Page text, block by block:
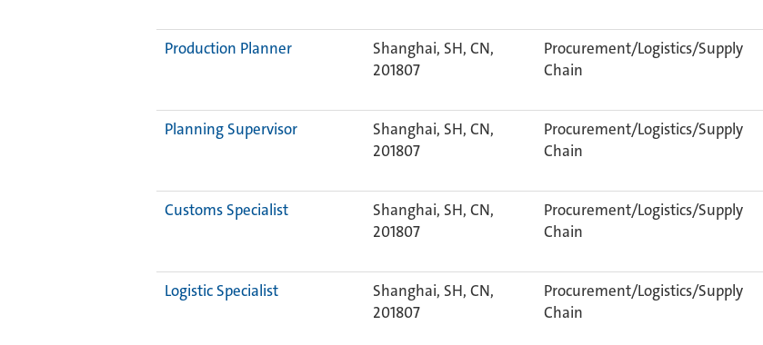
Production Planner
Shanghai, SH, CN,
201807
Procurement/Logistics/Supply
Chain
Planning Supervisor
Shanghai, SH, CN,
201807
Procurement/Logistics/Supply
Chain
Customs Specialist
Shanghai, SH, CN,
201807
Procurement/Logistics/Supply
Chain
Logistic Specialist
Shanghai, SH, CN,
201807
Procurement/Logistics/Supply
Chain